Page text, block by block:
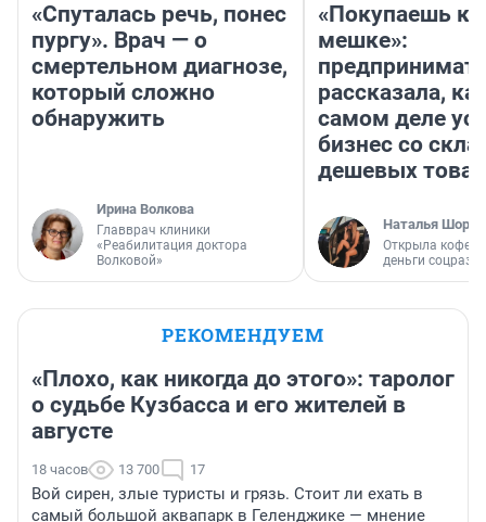
«Спуталась речь, понес
пургу». Врач — о
смертельном диагнозе,
который сложно
обнаружить
Ирина Волкова
Главврач клиники
«Реабилитация доктора
Волковой»
«Покупаешь
мешке»:
рассказала,
самом деле
бизнес со
дешевых
Наталья
Открыла
деньги
РЕКОМЕНДУЕМ
«Плохо, как никогда до этого»: таролог
о судьбе Кузбасса и его жителей в
августе
18 часов 13 700 17
Вой сирен, злые туристы и грязь. Стоит ли ехать в
самый большой аквапарк в Геленджике — мнение